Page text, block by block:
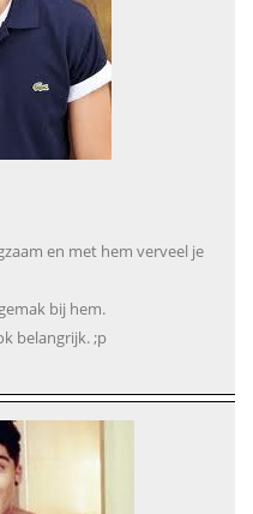
en met hem verveel je
bij hem.
belangrijk. ;p